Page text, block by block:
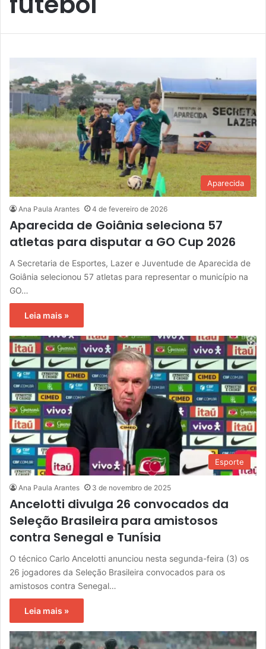
Aparecida
Ana Paula Arantes 4 de fevereiro de 2026
Aparecida de Goiânia seleciona 57
atletas para disputar a GO Cup 2026
A Secretaria de Esportes, Lazer e Juventude de Aparecida de
Goiânia selecionou 57 atletas para representar o município na
GO…
Leia mais »
Esporte
Ana Paula Arantes 3 de novembro de 2025
Ancelotti divulga 26 convocados da
Seleção Brasileira para amistosos
contra Senegal e Tunísia
O técnico Carlo Ancelotti anunciou nesta segunda-feira (3) os
26 jogadores da Seleção Brasileira convocados para os
amistosos contra Senegal…
Leia mais »